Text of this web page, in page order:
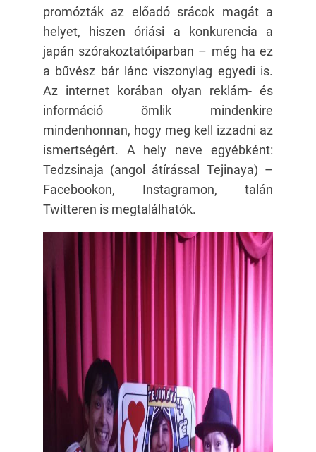
promózták az előadó srácok magát a
helyet, hiszen óriási a konkurencia a
japán szórakoztatóiparban – még ha ez
a bűvész bár lánc viszonylag egyedi is.
Az internet korában olyan reklám- és
információ ömlik mindenkire
mindenhonnan, hogy meg kell izzadni az
ismertségért. A hely neve egyébként:
Tedzsinaja (angol átírással Tejinaya) –
Facebookon, Instagramon, talán
Twitteren is megtalálhatók.